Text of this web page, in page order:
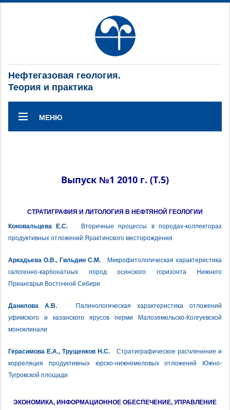
Нефтегазовая геология.
Теория и практика
МЕНЮ
Выпуск №1 2010 г. (Т.5)
СТРАТИГРАФИЯ И ЛИТОЛОГИЯ В НЕФТЯНОЙ ГЕОЛОГИИ
Коновальцева Е.С. Вторичные процессы в породах-коллекторах
продуктивных отложений Ярактинского месторождения
Аркадьева О.В., Гильдин С.М. Микрофитологическая характеристика
галогенно-карбонатных пород осинского горизонта Нижнего
Приангарья Восточной Сибири
Данилова А.В. Палинологическая характеристика отложений
уфимского и казанского ярусов перми Малоземельско-Колгуевской
моноклинали
Герасимова Е.А., Трущенков Н.С. Стратиграфическое расчленение и
корреляция продуктивных юрско-нижнемеловых отложений Южно-
Тугровской площади
ЭКОНОМИКА, ИНФОРМАЦИОННОЕ ОБЕСПЕЧЕНИЕ, УПРАВЛЕНИЕ